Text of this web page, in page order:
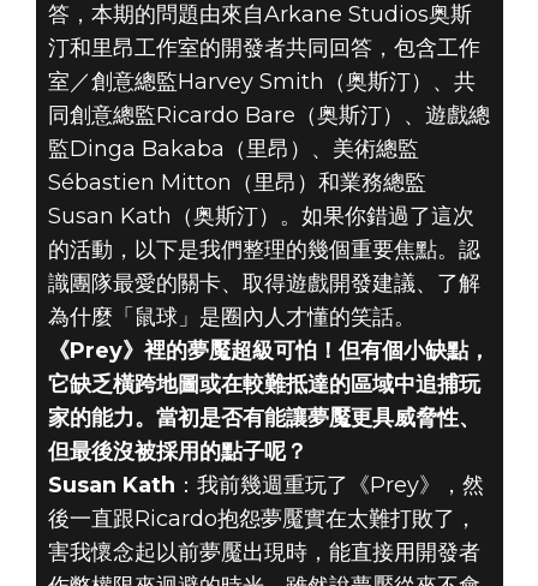
2020年8月13日
ARKANE 20
REDDIT粉絲問
答，本期的問題由來自Arkane Studios奥斯
汀和里昂工作室的開發者共同回答，包含工作
室／創意總監Harvey Smith（奥斯汀）、共
同創意總監Ricardo Bare（奥斯汀）、遊戲總
監Dinga Bakaba（里昂）、美術總監
Sébastien Mitton（里昂）和業務總監
Susan Kath（奥斯汀）。如果你錯過了這次
的活動，以下是我們整理的幾個重要焦點。認
識團隊最愛的關卡、取得遊戲開發建議、了解
為什麼「鼠球」是圈內人才懂的笑話。
《Prey》裡的夢魘超級可怕！但有個小缺點，
它缺乏橫跨地圖或在較難抵達的區域中追捕玩
家的能力。當初是否有能讓夢魘更具威脅性、
但最後沒被採用的點子呢？
Susan Kath ：我前幾週重玩了《Prey》，然
後一直跟Ricardo抱怨夢魘實在太難打敗了，
害我懷念起以前夢魘出現時，能直接用開發者